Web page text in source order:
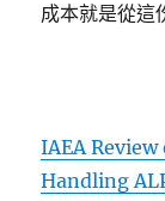
成本就是從這
IAEA
Handling